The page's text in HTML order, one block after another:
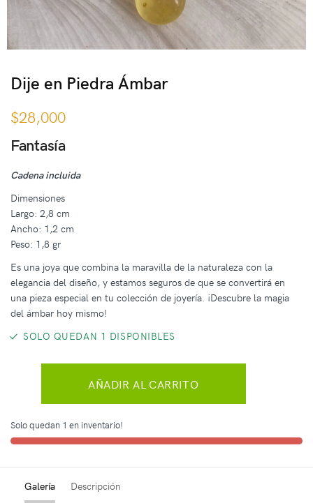
Dije en Piedra Ámbar
$28,000
Fantasía
Cadena incluida
Dimensiones
Largo: 2,8 cm
Ancho: 1,2 cm
Peso: 1,8 gr
Es una joya que combina la maravilla de la naturaleza con la
elegancia del diseño, y estamos seguros de que se convertirá en
una pieza especial en tu colección de joyería. ¡Descubre la magia
del ámbar hoy mismo!
SOLO QUEDAN 1 DISPONIBLES
AÑADIR AL CARRITO
Solo quedan 1 en inventario!
Galería Descripción